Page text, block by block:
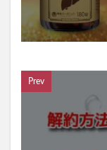
Prev